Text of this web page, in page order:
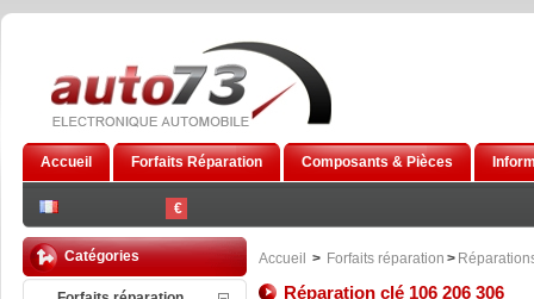
€
Accueil Forfaits Réparation Composants & Pièces
Catégories Accueil > Forfaits réparation >
Réparation clé 106 206 306